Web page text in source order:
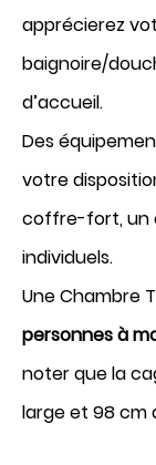
apprécierez
baignoire/
d’accueil.
Des
votre
coffre-fort, un
individuels.
Une Chambre
personnes à
noter que la
large et 98 cm